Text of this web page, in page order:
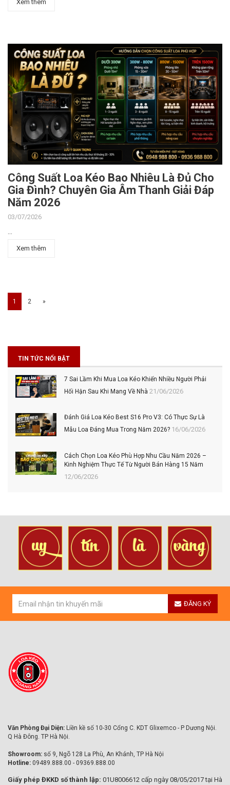
Xem thêm
Công Suất Loa Kéo Bao Nhiêu Là Đủ Cho
Gia Đình? Chuyên Gia Âm Thanh Giải Đáp
Năm 2026
03/07/2026
Xem thêm
1 2 »
TIN TỨC NỔI BẬT
7 Sai Lầm Khi Mua Loa Kéo Khiến Nhiều Người Phải
Hối Hận Sau Khi Mang Về Nhà 21/06/2026
Đánh Giá Loa Kéo Best S16 Pro V3: Có Thực Sự Là
Mẫu Loa Đáng Mua Trong Năm 2026? 16/06/2026
Cách Chọn Loa Kéo Phù Hợp Nhu Cầu Năm 2026 –
Kinh Nghiệm Thực Tế Từ Người Bán Hàng 15 Năm
12/06/2026
ĐĂNG KÝ
Văn Phòng Đại Diện: Liền kề số 10-30 Cổng C. KDT Glixemco - P Dương Nội.
Q Hà Đông. TP Hà Nội.
Showroom: số 9, Ngõ 128 La Phù, An Khánh, TP Hà Nội
Hotline: 09489.888.00 - 09369.888.00
Giấy phép ĐKKD số thành lập: 01U8006612 cấp ngày 08/05/2017 tại Hà